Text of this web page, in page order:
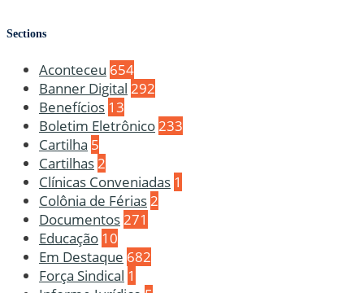
Sections
Aconteceu 654
Banner Digital 292
Benefícios 13
Boletim Eletrônico 233
Cartilha 5
Cartilhas 2
Clínicas Conveniadas 1
Colônia de Férias 2
Documentos 271
Educação 10
Em Destaque 682
Força Sindical 1